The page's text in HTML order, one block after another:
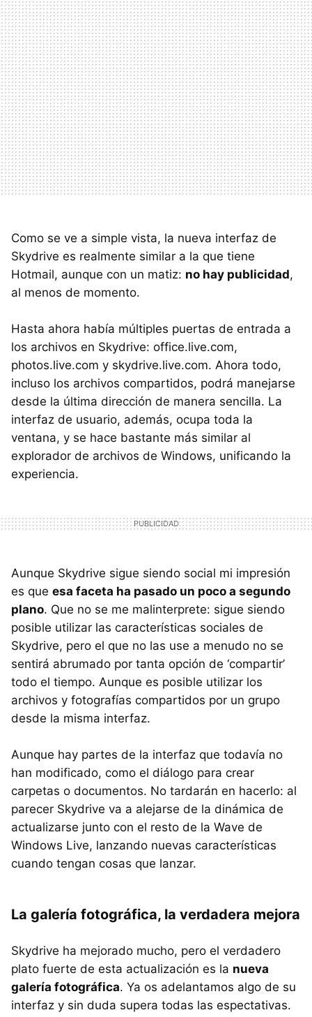
Como se ve a simple vista, la nueva interfaz de
Skydrive es realmente similar a la que tiene
Hotmail, aunque con un matiz: no hay publicidad,
al menos de momento.
Hasta ahora había múltiples puertas de entrada a
los archivos en Skydrive: office.live.com,
photos.live.com y skydrive.live.com. Ahora todo,
incluso los archivos compartidos, podrá manejarse
desde la última dirección de manera sencilla. La
interfaz de usuario, además, ocupa toda la
ventana, y se hace bastante más similar al
explorador de archivos de Windows, unificando la
experiencia.
Aunque Skydrive sigue siendo social mi impresión
es que esa faceta ha pasado un poco a segundo
plano. Que no se me malinterprete: sigue siendo
posible utilizar las características sociales de
Skydrive, pero el que no las use a menudo no se
sentirá abrumado por tanta opción de ‘compartir’
todo el tiempo. Aunque es posible utilizar los
archivos y fotografías compartidos por un grupo
desde la misma interfaz.
Aunque hay partes de la interfaz que todavía no
han modificado, como el diálogo para crear
carpetas o documentos. No tardarán en hacerlo: al
parecer Skydrive va a alejarse de la dinámica de
actualizarse junto con el resto de la Wave de
Windows Live, lanzando nuevas características
cuando tengan cosas que lanzar.
La galería fotográfica, la verdadera mejora
Skydrive ha mejorado mucho, pero el verdadero
plato fuerte de esta actualización es la nueva
galería fotográfica. Ya os adelantamos algo de su
interfaz y sin duda supera todas las espectativas.